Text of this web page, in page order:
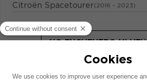
Citroën Spacetourer(2016 - 2023)
NO ENCUENTRO MI
Este esquema de instalación se